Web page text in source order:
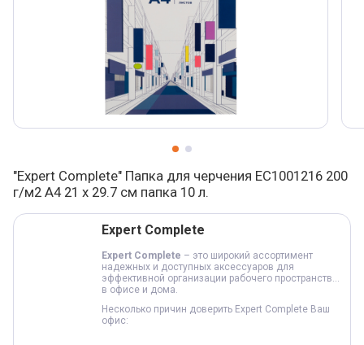
"Expert Complete" Папка для черчения EC1001216 200
г/м2 A4 21 х 29.7 см папка 10 л.
Варианты товара, краткая характеристика
Добавление в корзину
Expert Complete
Expert Complete – это широкий ассортимент
надежных и доступных аксессуаров для
эффективной организации рабочего пространства
в офисе и дома.
Несколько причин доверить Expert Complete Ваш
офис: